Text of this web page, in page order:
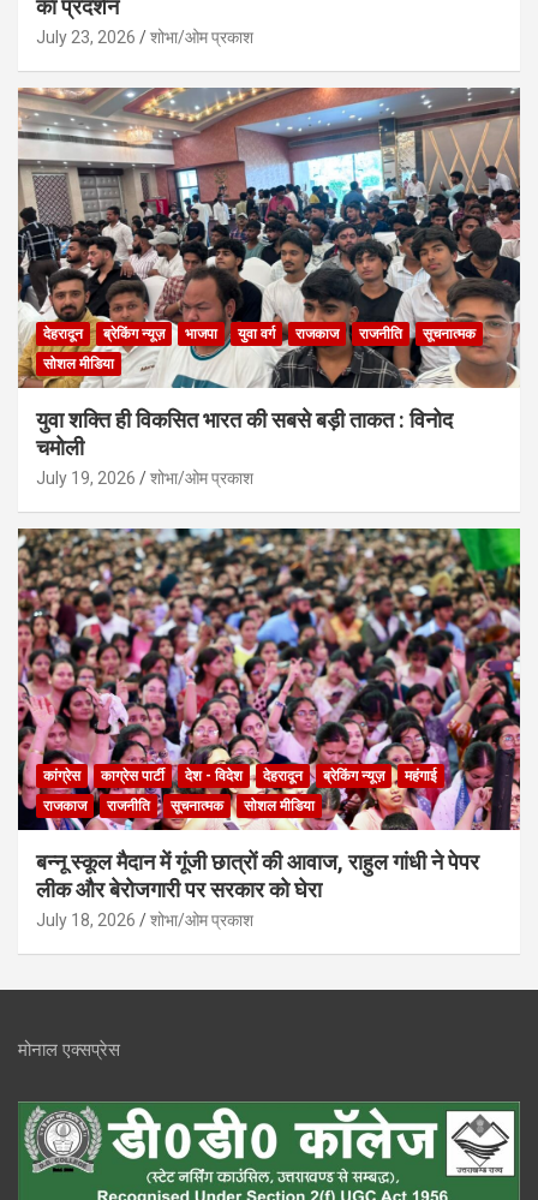
का प्रदर्शन
July 23, 2026 शोभा/ओम प्रकाश
देहरादून ब्रेकिंग न्यूज़ भाजपा युवा वर्ग राजकाज राजनीति
सूचनात्मक
सोशल मीडिया
युवा शक्ति ही विकसित भारत की सबसे बड़ी ताकत : विनोद
चमोली
July 19, 2026 शोभा/ओम प्रकाश
कांग्रेस काग्रेस पार्टी देश - विदेश देहरादून ब्रेकिंग न्यूज़
महंगाई
राजकाज
राजनीति सूचनात्मक सोशल मीडिया
बन्नू स्कूल मैदान में गूंजी छात्रों की आवाज, राहुल गांधी ने पेपर
लीक और बेरोजगारी पर सरकार को घेरा
July 18, 2026 शोभा/ओम प्रकाश
मोनाल एक्सप्रेस